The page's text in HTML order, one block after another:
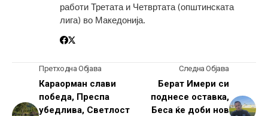
работи Третата и Четвртата (општинската
лига) во Македонија.
Претходна Објава
Караорман слави
победа, Преспа
убедлива, Светлост
Следна Објава
Берат Имери си
поднесе оставка,
Беса ќе доби нов